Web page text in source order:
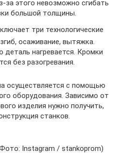
за этого невозможно сгибать
большой толщины.
три технологические
осаживание, вытяжка.
деталь нагревается. Кромки
без разогревания.
осуществляется с помощью
оборудования. Зависимо от
изделия нужно получить,
станков.
Instagram / stankoprom)